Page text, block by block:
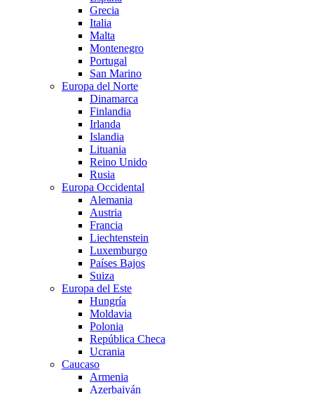
Grecia
Italia
Malta
Montenegro
Portugal
San Marino
Europa del Norte
Dinamarca
Finlandia
Irlanda
Islandia
Lituania
Reino Unido
Rusia
Europa Occidental
Alemania
Austria
Francia
Liechtenstein
Luxemburgo
Países Bajos
Suiza
Europa del Este
Hungría
Moldavia
Polonia
República Checa
Ucrania
Caucaso
Armenia
Azerbaiyán